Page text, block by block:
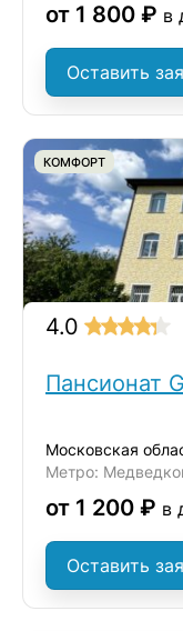
от 1 800 ₽ в
Оставить
КОМФОРТ
4.0
Пансионат
Метро:
от 1 200 ₽ в
Оставить